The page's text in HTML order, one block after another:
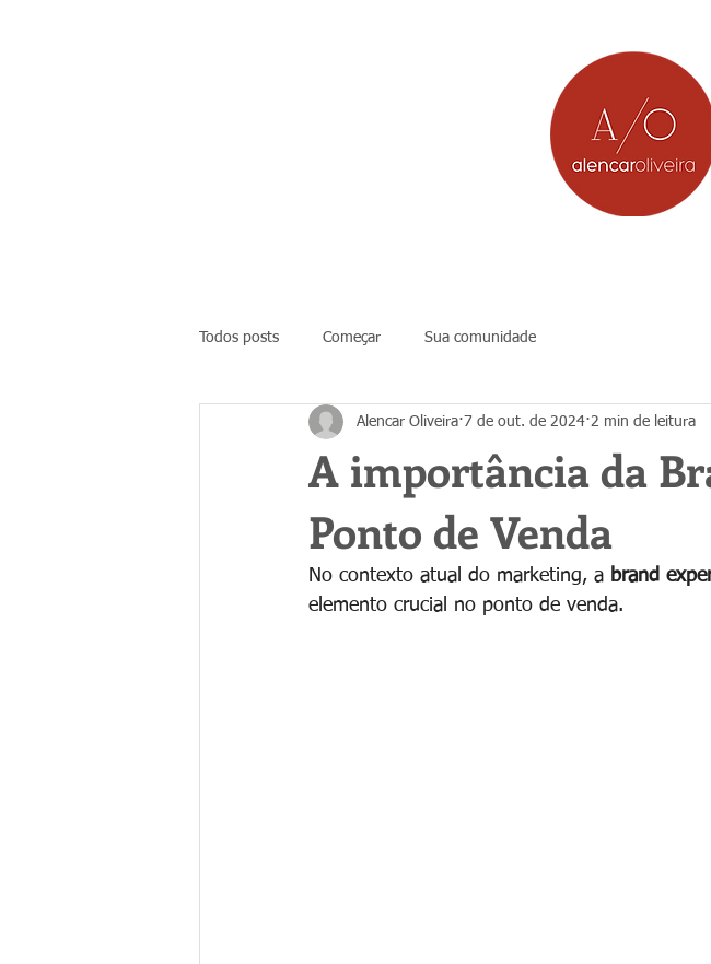
Todos posts Começar Sua comunidade
A importância da
Ponto de Venda
Alencar Oliveira 7 de out. de 2024 2 min de leitura
No contexto atual do marketing, a brand
elemento crucial no ponto de venda.